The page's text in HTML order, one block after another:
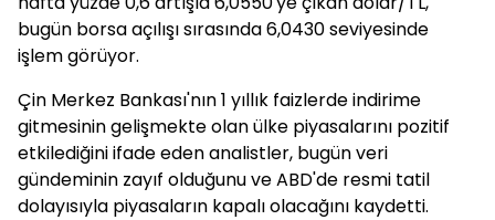
bugün borsa açılışı sırasında 6,0430 seviyesinde
işlem görüyor.
Çin Merkez Bankası'nın 1 yıllık faizlerde indirime
gitmesinin gelişmekte olan ülke piyasalarını pozitif
etkilediğini ifade eden analistler, bugün veri
gündeminin zayıf olduğunu ve ABD'de resmi tatil
dolayısıyla piyasaların kapalı olacağını kaydetti.